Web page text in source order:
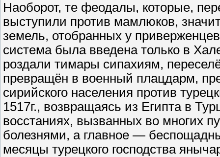
Наоборот, те феодалы, которые,
выступили против мамлюков,
земель, отобранных у
система была введена только в
роздали тимары сипахиям,
превращён в военный плацдарм,
сирийского населения против
1517г., возвращаясь из Египта в
восстаниях, вызванных во многих
болезнями, а главное —
месяцы турецкого господства